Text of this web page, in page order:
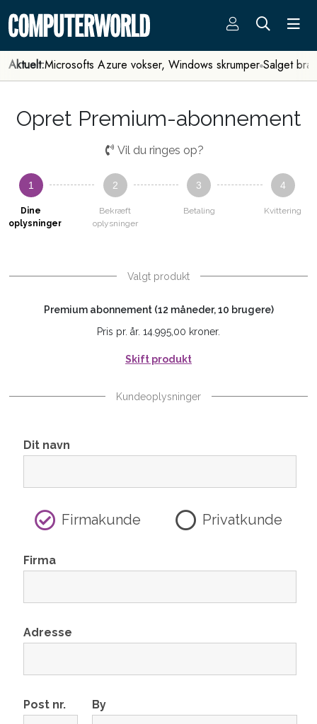
Aktuelt:Microsofts Azure vokser, Windows skrumper Salget
Opret Premium-abonnement
Vil du ringes op?
1
Dine
oplysninger
2
Bekræft
oplysninger
3
Betaling
4
Kvittering
Valgt produkt
Premium abonnement (12 måneder, 10 brugere)
Pris pr. år. 14.995,00 kroner.
Skift produkt
Kundeoplysninger
Dit navn
Firmakunde Privatkunde
Firma
Adresse
Post nr. By